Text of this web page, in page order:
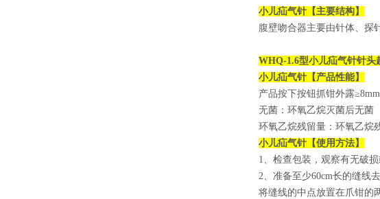
小儿疝气针 【主要结构】
腹壁吻合器主要由针体、探
WHQ-1.6型小儿疝气针针头
小儿疝气针 【产品性能】
产品按下按钮抓钳外露
无菌：环氧乙烷灭菌后无菌
环氧乙烷残留量：环氧乙烷
小儿疝气针 【使用方法】
1、检查包装，观察有无破
2、准备至少60cm长的缝线
将缝线的中点放置在爪钳的